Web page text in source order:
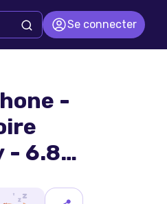
Se connecter
-
- 6.8"